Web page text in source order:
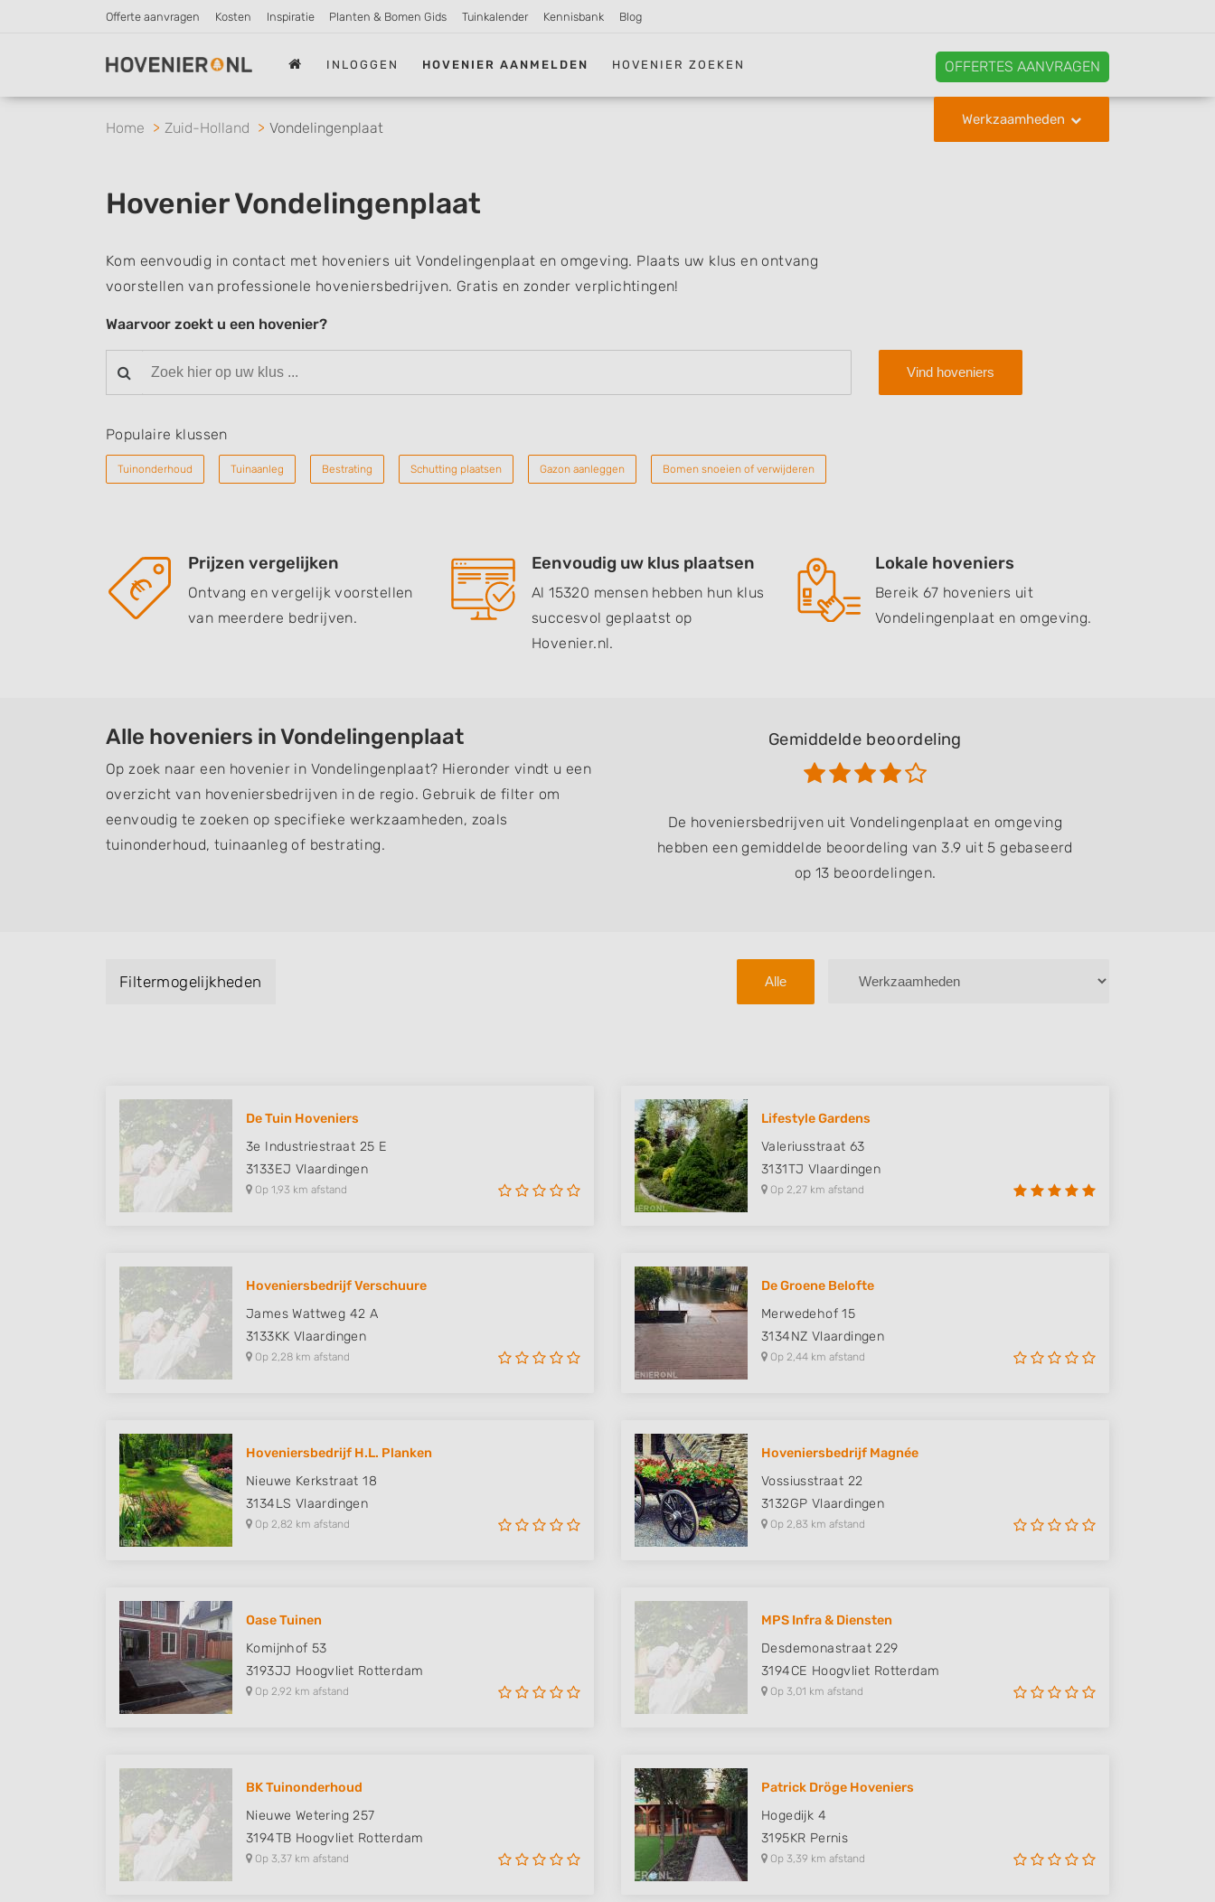
Offerte aanvragen Kosten Inspiratie Planten & Bomen Gids Tuinkalender Kennisbank Blog
INLOGGEN HOVENIER AANMELDEN HOVENIER ZOEKEN OFFERTES AANVRAGEN
Werkzaamheden
Home Zuid-Holland Vondelingenplaat
Hovenier Vondelingenplaat
Kom eenvoudig in contact met hoveniers uit Vondelingenplaat en omgeving. Plaats uw klus en ontvang
voorstellen van professionele hoveniersbedrijven. Gratis en zonder verplichtingen!
Waarvoor zoekt u een hovenier?
Vind hoveniers
Populaire klussen
Tuinonderhoud Tuinaanleg Bestrating Schutting plaatsen Gazon aanleggen Bomen snoeien of verwijderen
Prijzen vergelijken
Ontvang en vergelijk voorstellen
van meerdere bedrijven.
Eenvoudig uw klus plaatsen
Al 15320 mensen hebben hun klus
succesvol geplaatst op
Hovenier.nl.
Lokale hoveniers
Bereik 67 hoveniers uit
Vondelingenplaat en omgeving.
Alle hoveniers in Vondelingenplaat
Op zoek naar een hovenier in Vondelingenplaat? Hieronder vindt u een
overzicht van hoveniersbedrijven in de regio. Gebruik de filter om
eenvoudig te zoeken op specifieke werkzaamheden, zoals
tuinonderhoud, tuinaanleg of bestrating.
Gemiddelde beoordeling
De hoveniersbedrijven uit Vondelingenplaat en omgeving
hebben een gemiddelde beoordeling van 3.9 uit 5 gebaseerd
op 13 beoordelingen.
Filtermogelijkheden Alle
De Tuin Hoveniers
3e Industriestraat 25 E
3133EJ Vlaardingen
Op 1,93 km afstand
Lifestyle Gardens
Valeriusstraat 63
3131TJ Vlaardingen
Op 2,27 km afstand
Hoveniersbedrijf Verschuure
James Wattweg 42 A
3133KK Vlaardingen
Op 2,28 km afstand
De Groene Belofte
Merwedehof 15
3134NZ Vlaardingen
Op 2,44 km afstand
Hoveniersbedrijf H.L. Planken
Nieuwe Kerkstraat 18
3134LS Vlaardingen
Op 2,82 km afstand
Hoveniersbedrijf Magnée
Vossiusstraat 22
3132GP Vlaardingen
Op 2,83 km afstand
Oase Tuinen
Komijnhof 53
3193JJ Hoogvliet Rotterdam
Op 2,92 km afstand
MPS Infra & Diensten
Desdemonastraat 229
3194CE Hoogvliet Rotterdam
Op 3,01 km afstand
BK Tuinonderhoud
Nieuwe Wetering 257
3194TB Hoogvliet Rotterdam
Op 3,37 km afstand
Patrick Dröge Hoveniers
Hogedijk 4
3195KR Pernis
Op 3,39 km afstand